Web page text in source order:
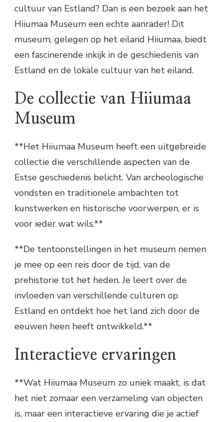
cultuur van Estland? Dan is een bezoek aan het
Hiiumaa Museum een echte aanrader! Dit
museum, gelegen op het eiland Hiiumaa, biedt
een fascinerende inkijk in de geschiedenis van
Estland en de lokale cultuur van het eiland.
De collectie van Hiiumaa
Museum
**Het Hiiumaa Museum heeft een uitgebreide
collectie die verschillende aspecten van de
Estse geschiedenis belicht. Van archeologische
vondsten en traditionele ambachten tot
kunstwerken en historische voorwerpen, er is
voor ieder wat wils.**
**De tentoonstellingen in het museum nemen
je mee op een reis door de tijd, van de
prehistorie tot het heden. Je leert over de
invloeden van verschillende culturen op
Estland en ontdekt hoe het land zich door de
eeuwen heen heeft ontwikkeld.**
Interactieve ervaringen
**Wat Hiiumaa Museum zo uniek maakt, is dat
het niet zomaar een verzameling van objecten
is, maar een interactieve ervaring die je actief